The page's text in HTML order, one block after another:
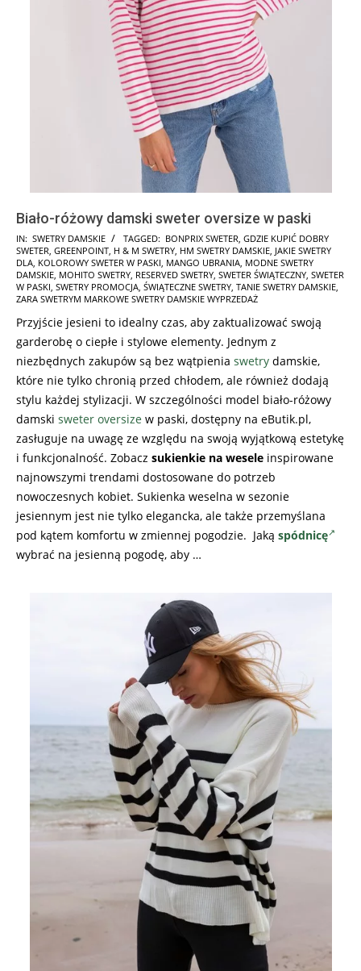
Biało-różowy damski sweter oversize w paski
2025-
11-
17
IN: SWETRY DAMSKIE TAGGED: BONPRIX SWETER, GDZIE KUPIĆ DOBRY
SWETER, GREENPOINT, H & M SWETRY, HM SWETRY DAMSKIE, JAKIE SWETRY
DLA, KOLOROWY SWETER W PASKI, MANGO UBRANIA, MODNE SWETRY
DAMSKIE, MOHITO SWETRY, RESERVED SWETRY, SWETER ŚWIĄTECZNY, SWETER
W PASKI, SWETRY PROMOCJA, ŚWIĄTECZNE SWETRY, TANIE SWETRY DAMSKIE,
ZARA SWETRYM MARKOWE SWETRY DAMSKIE WYPRZEDAŻ
Przyjście jesieni to idealny czas, aby zaktualizować swoją
garderobę o ciepłe i stylowe elementy. Jednym z
niezbędnych zakupów są bez wątpienia swetry damskie,
które nie tylko chronią przed chłodem, ale również dodają
stylu każdej stylizacji. W szczególności model biało-różowy
damski sweter oversize w paski, dostępny na eButik.pl,
zasługuje na uwagę ze względu na swoją wyjątkową estetykę
i funkcjonalność. Zobacz sukienkie na wesele inspirowane
najnowszymi trendami dostosowane do potrzeb
nowoczesnych kobiet. Sukienka weselna w sezonie
jesiennym jest nie tylko elegancka, ale także przemyślana
pod kątem komfortu w zmiennej pogodzie. Jaką spódnicę
wybrać na jesienną pogodę, aby …